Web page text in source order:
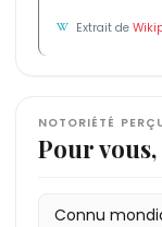
Extrait de
NOTORIÉTÉ
Pour
Connu